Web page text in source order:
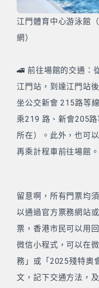
江門體育中心游泳館
網）
🚄 前往場館的交通：
江門站，到達江門站
坐公交新會 215路等
乘219 路、新會205
所在）。此外，也可
再乘計程車前往場館。
留意啊，所有門票均
以通過官方票務網站
票，香港市民可以用
微信小程式，可以在
務」或「2025殘特奧
文，記下交通方法，